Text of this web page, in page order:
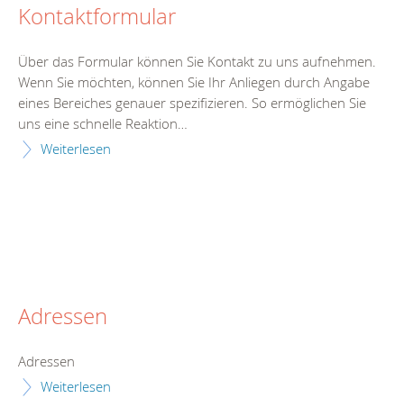
Kontaktformular
Über das Formular können Sie Kontakt zu uns aufnehmen.
Wenn Sie möchten, können Sie Ihr Anliegen durch Angabe
eines Bereiches genauer spezifizieren. So ermöglichen Sie
uns eine schnelle Reaktion…
Weiterlesen
Adressen
Adressen
Weiterlesen